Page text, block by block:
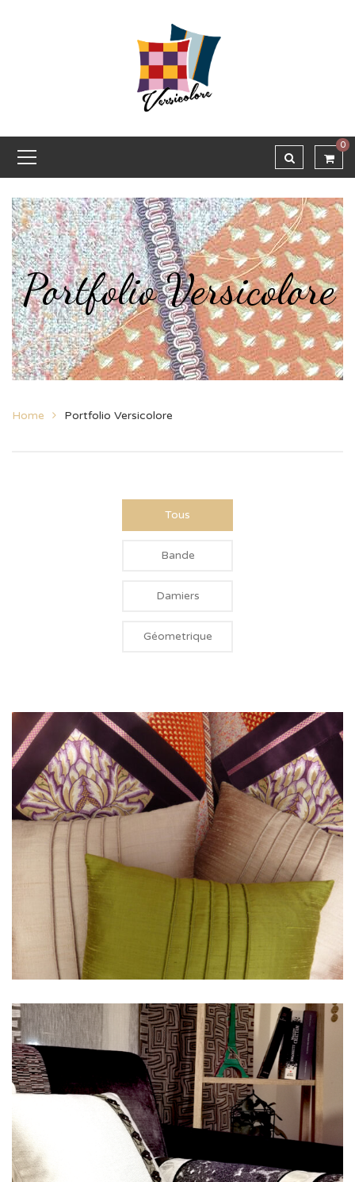
0
Portfolio Versicolore
Home Portfolio Versicolore
Tous
Bande
Damiers
Géometrique
Ambiance 7
Ambiance 6
BANDE